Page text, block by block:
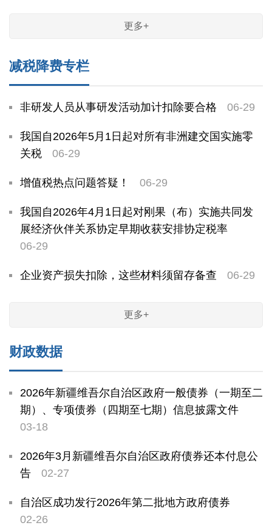
更多+
减税降费专栏
非研发人员从事研发活动加计扣除要合格 06-29
我国自2026年5月1日起对所有非洲建交国实施零
关税
06-29
增值税热点问题答疑！ 06-29
我国自2026年4月1日起对刚果（布）实施共同发
展经济伙伴关系协定早期收获安排协定税率
06-29
企业资产损失扣除，这些材料须留存备查 06-29
更多+
财政数据
2026年新疆维吾尔自治区政府一般债券（一期至二
期）、专项债券（四期至七期）信息披露文件
03-18
2026年3月新疆维吾尔自治区政府债券还本付息公
告
02-27
自治区成功发行2026年第二批地方政府债券
02-26